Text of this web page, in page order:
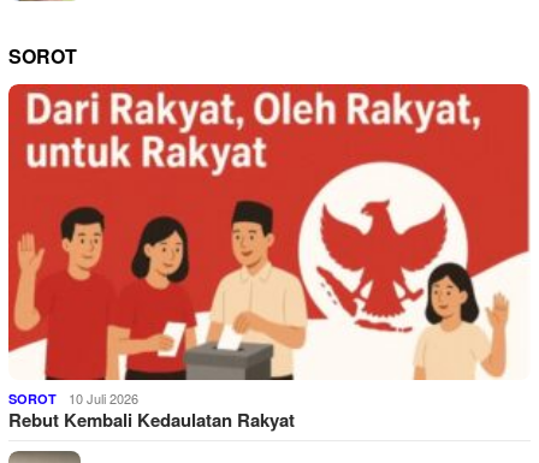
SOROT
SOROT 10 Juli 2026
Rebut Kembali Kedaulatan Rakyat